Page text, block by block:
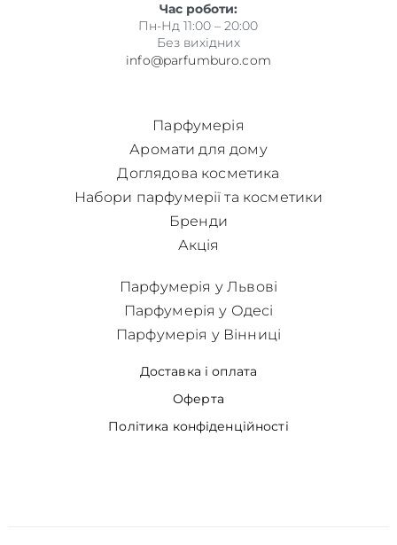
Час роботи:
Пн-Нд 11:00 – 20:00
Без вихідних
info@parfumburo.com
Парфумерія
Аромати для дому
Доглядова косметика
Набори парфумерії та косметики
Бренди
Акція
Доставка і оплата
Оферта
Політика конфіденційності
Парфумерія у Львові
Парфумерія у Одесі
Парфумерія у Вінниці